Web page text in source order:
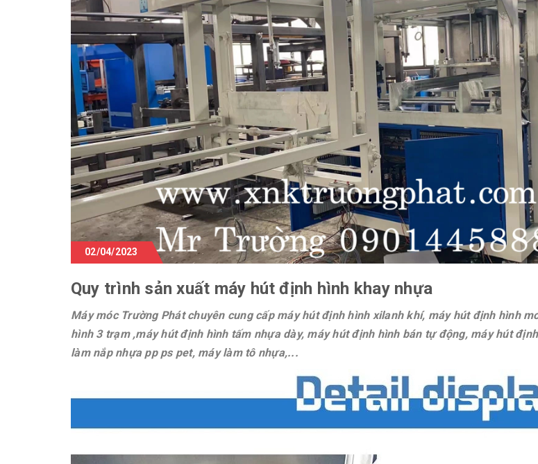
02/04/2023
Quy trình sản xuất máy hút định hình khay nhựa
Máy móc Trường Phát chuyên cung cấp máy hút định hình xilanh khí, máy hút định hình
hình 3 trạm ,máy hút định hình tấm nhựa dày, máy hút định hình bán tự động, máy hút
làm nắp nhựa pp ps pet, máy làm tô nhựa,...